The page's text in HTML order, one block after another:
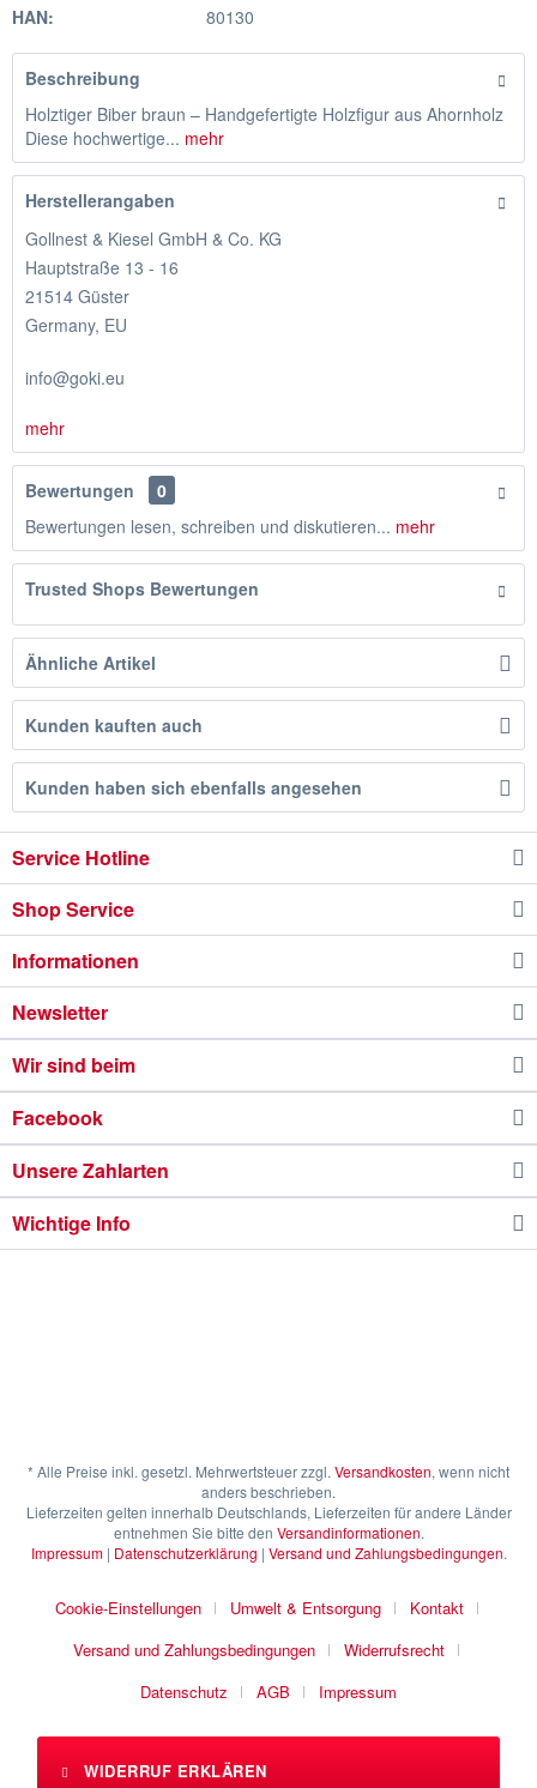
HAN:
80130
Beschreibung
Holztiger Biber braun – Handgefertigte Holzfigur aus Ahornholz
Diese hochwertige... mehr
Herstellerangaben
Gollnest & Kiesel GmbH & Co. KG
Hauptstraße 13 - 16
21514 Güster
Germany, EU
info@goki.eu
mehr
Bewertungen
0
Bewertungen lesen, schreiben und diskutieren... mehr
Trusted Shops Bewertungen
Ähnliche Artikel
Kunden kauften auch
Kunden haben sich ebenfalls angesehen
Service Hotline
Shop Service
Informationen
Newsletter
Wir sind beim
Facebook
Unsere Zahlarten
Wichtige Info
* Alle Preise inkl. gesetzl. Mehrwertsteuer zzgl. Versandkosten, wenn nicht
anders beschrieben.
Lieferzeiten gelten innerhalb Deutschlands, Lieferzeiten für andere Länder
entnehmen Sie bitte den Versandinformationen.
Impressum| Datenschutzerklärung | Versand und Zahlungsbedingungen.
Cookie-Einstellungen Umwelt & Entsorgung
Kontakt
Versand und Zahlungsbedingungen
Widerrufsrecht
Datenschutz
AGB Impressum
WIDERRUF ERKLÄREN